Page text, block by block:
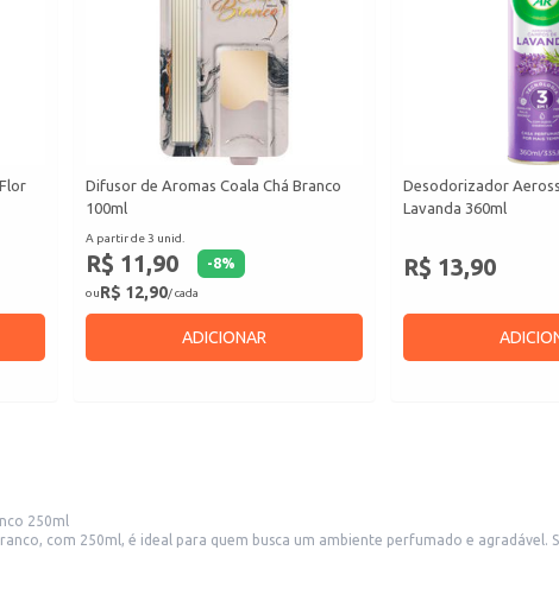
Difusor de Aromas Coala Chá Branco
100ml
A partir de 3 unid.
R$ 11,90 -8%
ouR$ 12,90/ cada
ADICIONAR
Desodorizador
Lavanda 360ml
R$ 13,90
250ml
com 250ml, é ideal para quem busca um ambiente perfumado e